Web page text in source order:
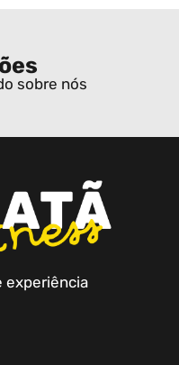
sobre nós
experiência